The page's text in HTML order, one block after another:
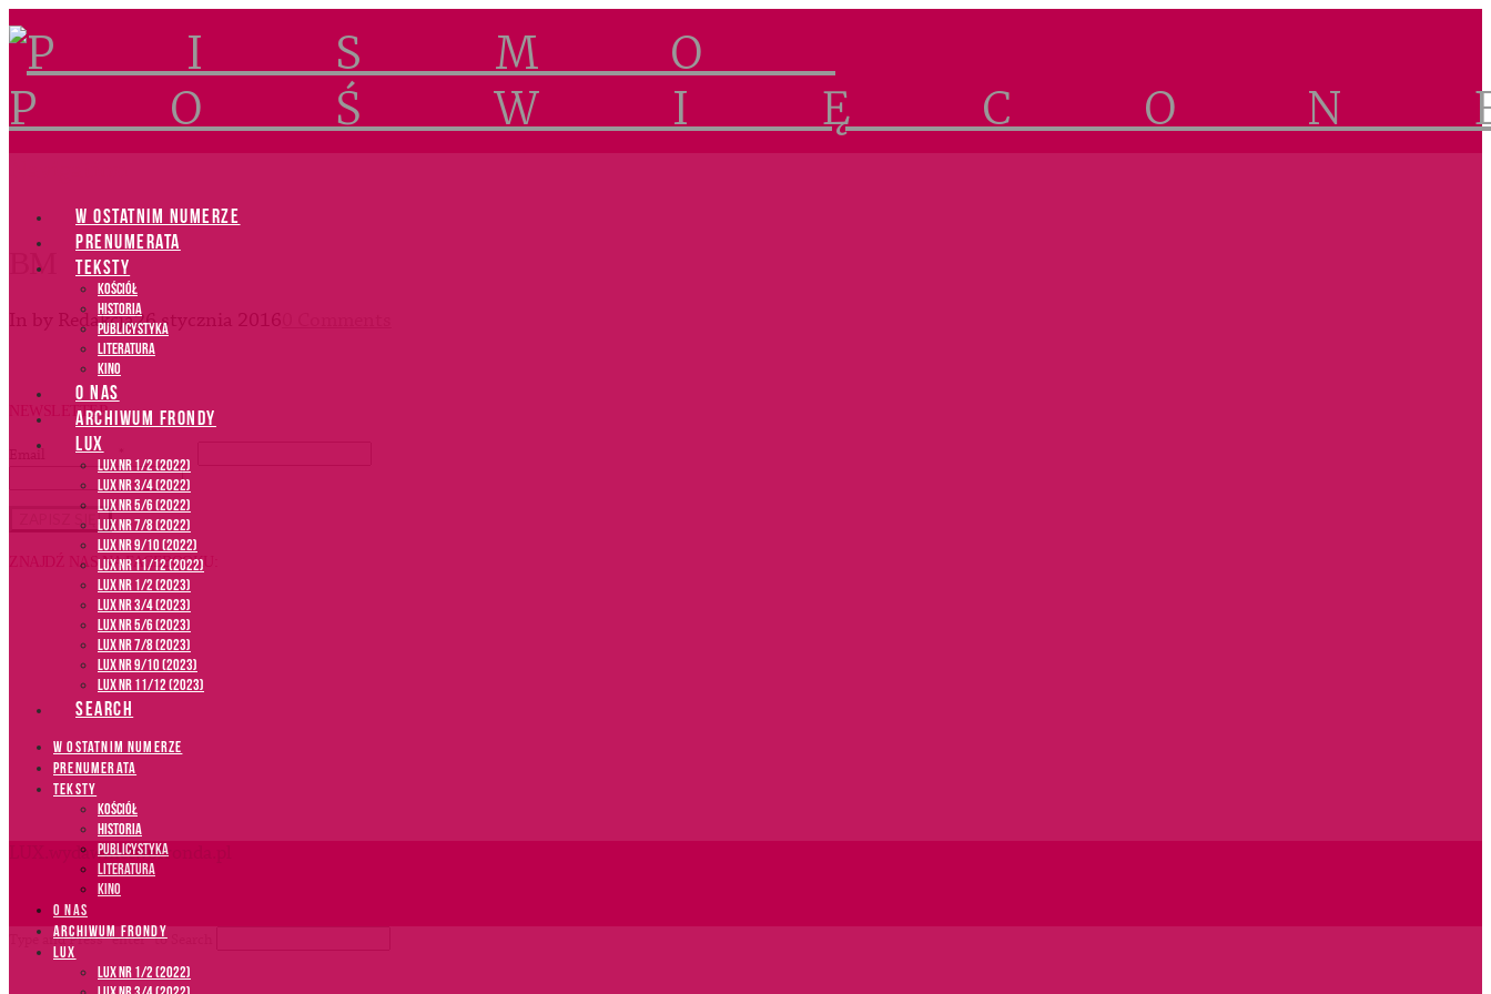
W OSTATNIM NUMERZE
PRENUMERATA
TEKSTY
Kościół
Historia
Publicystyka
Literatura
Kino
O NAS
ARCHIWUM FRONDY
LUX
LUX NR 1/2 (2022)
LUX NR 3/4 (2022)
LUX NR 5/6 (2022)
LUX NR 7/8 (2022)
LUX nr 9/10 (2022)
LUX NR 11/12 (2022)
LUX NR 1/2 (2023)
LUX NR 3/4 (2023)
LUX NR 5/6 (2023)
LUX NR 7/8 (2023)
LUX NR 9/10 (2023)
LUX NR 11/12 (2023)
SEARCH
W OSTATNIM NUMERZE
PRENUMERATA
TEKSTY
Kościół
Historia
Publicystyka
Literatura
Kino
O NAS
ARCHIWUM FRONDY
LUX
LUX NR 1/2 (2022)
BM
In by Redakcja26 stycznia 2016
NEWSLETTER
Email*
ZNAJDŹ NAS NA FACEBOOKU:
LUX.wydawnictwofronda.pl
Type and Press “enter” to Search